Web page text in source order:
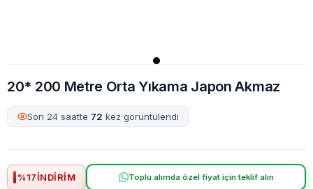
20* 200 Metre Orta Yıkama Japon Akmaz
Son 24 saatte 72 kez görüntülendi
%17İNDIRIM Toplu alımda özel fiyat için teklif alın